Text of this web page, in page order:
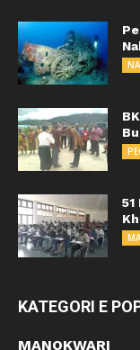
51
KATEGORI E
MANOKWARI